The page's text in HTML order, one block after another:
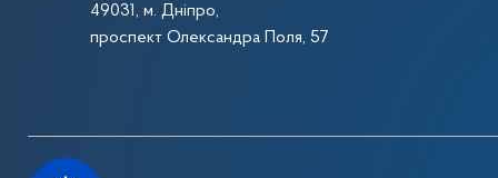
49031, м. Дніпро,
проспект Олександра Поля, 57